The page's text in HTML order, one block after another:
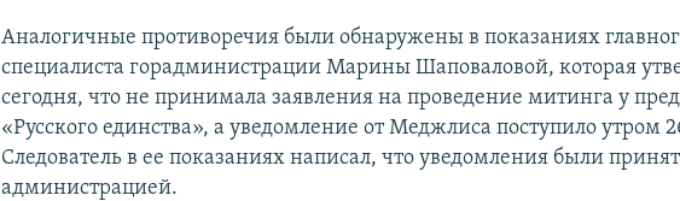
Аналогичные противоречия были обнаружены в показаниях
специалиста горадминистрации Марины Шаповаловой, которая
сегодня, что не принимала заявления на проведение митинга у
«Русского единства», а уведомление от Меджлиса поступило утром
Следователь в ее показаниях написал, что уведомления были
администрацией.